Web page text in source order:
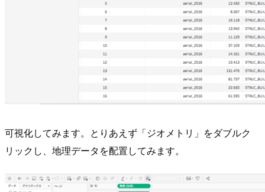
可視化してみます。とりあえず「ジオメトリ」をダブルク
リックし、地理データを配置してみます。